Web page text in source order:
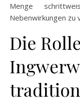
Menge
Nebenwirkungen zu
Die